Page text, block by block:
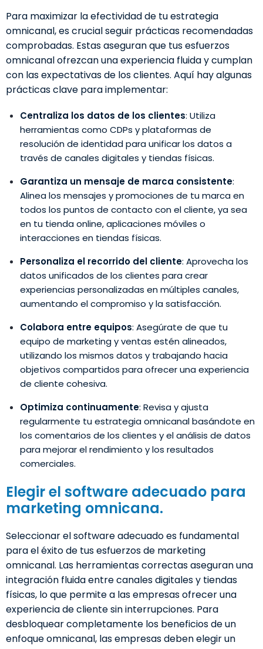
Para maximizar la efectividad de tu estrategia
omnicanal, es crucial seguir prácticas recomendadas
comprobadas. Estas aseguran que tus esfuerzos
omnicanal ofrezcan una experiencia fluida y cumplan
con las expectativas de los clientes. Aquí hay algunas
prácticas clave para implementar:
Centraliza los datos de los clientes: Utiliza
herramientas como CDPs y plataformas de
resolución de identidad para unificar los datos a
través de canales digitales y tiendas físicas.
Garantiza un mensaje de marca consistente:
Alinea los mensajes y promociones de tu marca en
todos los puntos de contacto con el cliente, ya sea
en tu tienda online, aplicaciones móviles o
interacciones en tiendas físicas.
Personaliza el recorrido del cliente: Aprovecha los
datos unificados de los clientes para crear
experiencias personalizadas en múltiples canales,
aumentando el compromiso y la satisfacción.
Colabora entre equipos: Asegúrate de que tu
equipo de marketing y ventas estén alineados,
utilizando los mismos datos y trabajando hacia
objetivos compartidos para ofrecer una experiencia
de cliente cohesiva.
Optimiza continuamente: Revisa y ajusta
regularmente tu estrategia omnicanal basándote en
los comentarios de los clientes y el análisis de datos
para mejorar el rendimiento y los resultados
comerciales.
Elegir el software adecuado para
marketing omnicana.
Seleccionar el software adecuado es fundamental
para el éxito de tus esfuerzos de marketing
omnicanal. Las herramientas correctas aseguran una
integración fluida entre canales digitales y tiendas
físicas, lo que permite a las empresas ofrecer una
experiencia de cliente sin interrupciones. Para
desbloquear completamente los beneficios de un
enfoque omnicanal, las empresas deben elegir un